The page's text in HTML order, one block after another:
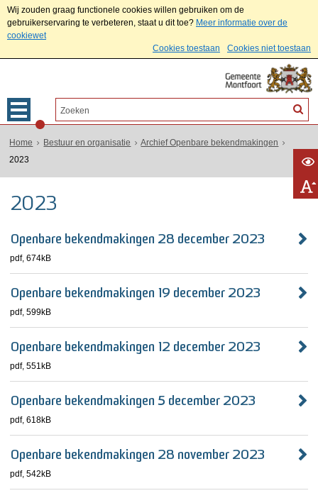
Wij zouden graag functionele cookies willen gebruiken om de
gebruikerservaring te verbeteren, staat u dit toe? Meer informatie over de
cookiewet
Cookies toestaan
Cookies niet toestaan
Home Bestuur en organisatie
Archief Openbare bekendmakingen
2023
2023
Openbare bekendmakingen 28 december 2023
pdf, 674kB
Openbare bekendmakingen 19 december 2023
pdf, 599kB
Openbare bekendmakingen 12 december 2023
pdf, 551kB
Openbare bekendmakingen 5 december 2023
pdf, 618kB
Openbare bekendmakingen 28 november 2023
pdf, 542kB